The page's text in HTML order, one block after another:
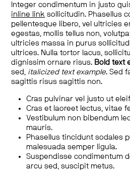
Integer condimentum in justo
inline link sollicitudin. Phasellus
pellentesque libero, vel ultricies
egestas, mollis tellus non,
ultricies massa in purus
ultrices. Nulla tortor lacus,
dignissim ornare risus. Bold text
sed, italicized text example. Sed
sagittis risus sagittis non.
Cras pulvinar vel justo ut
Cras et laoreet lectus, vitae
Vestibulum non bibendum
mauris.
Phasellus tincidunt sodales
malesuada semper ligula.
Suspendisse condimentum
arcu sed, suscipit metus.